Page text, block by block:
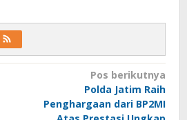
Pos berikutnya
Polda Jatim Raih
Penghargaan dari BP2MI